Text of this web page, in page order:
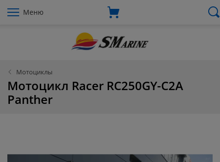
Меню
Мотоциклы
Мотоцикл Racer RC250GY-C2A
Panther